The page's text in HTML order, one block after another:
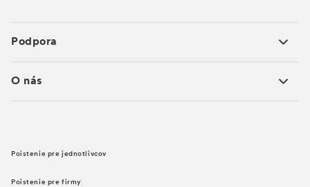
Podpora
O nás
Poistenie pre jednotlivcov
Poistenie pre firmy